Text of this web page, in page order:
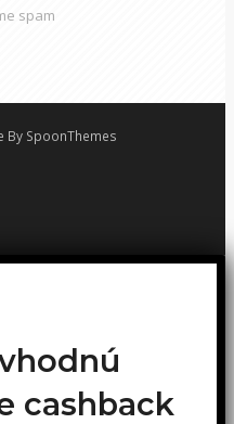
spam
By SpoonThemes
cashback